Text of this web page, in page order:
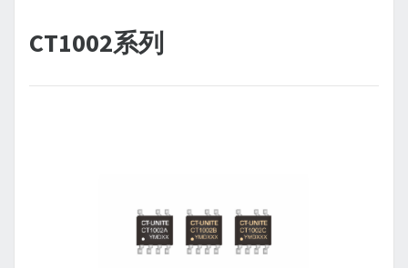
CT1002系列